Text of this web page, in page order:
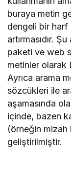
buraya metin
dengeli bir harf
artırmasıdır.
paketi ve web
metinler olarak
Ayrıca arama
sözcükleri ile
aşamasında
içinde, bazen
(örneğin mizah
geliştirilmiştir.